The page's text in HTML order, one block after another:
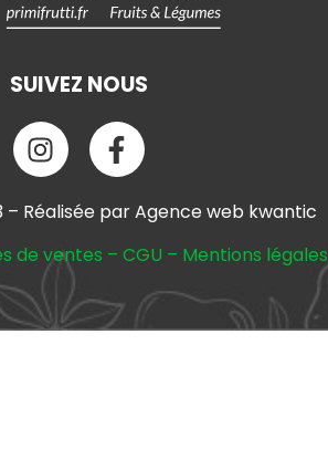
SUIVEZ NOUS
Réalisée par Agence web kwantic
de ventes – CGU – Mentions légales